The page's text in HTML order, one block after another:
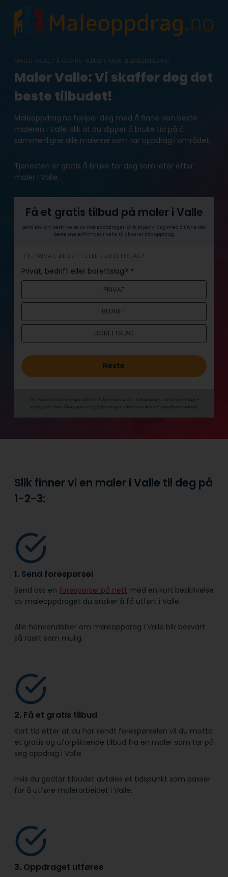
content
MALER VALLE: FÅ GRATIS TILBUD • RASK TILBAKEMELDING
Maler Valle: Vi skaffer deg det
beste tilbudet!
Maleoppdrag.no hjelper deg med å finne den beste
maleren i Valle, slik at du slipper å bruke tid på å
sammenligne alle malerne som tar oppdrag i området.
Tjenesten er gratis å bruke for deg som leter etter
maler i Valle.
Få et gratis tilbud på maler i Valle
Send en kort beskrivelse av maleoppdraget, så hjelper vi deg med å finne det
beste malerfirmaet i Valle til akkurat ditt oppdrag.
h
e
r
1/3: PRIVAT, BEDRIFT ELLER BORETTSLAG?
Privat, bedrift eller borettslag? *
PRIVAT
BEDRIFT
BORETTSLAG
Neste
Din kontaktinformasjon blir utelukkende brukt i forbindelse med oppdrags­
forespørselen. Dine person­­opplysninger utleveres ikke til uvedkommende.
Slik finner vi en maler i Valle til deg på
1-2-3:
1. Send forespørsel
Send oss en forespørsel på nett med en kort beskrivelse
av maleoppdraget du ønsker å få utført i Valle.
Alle henvendelser om maleoppdrag i Valle blir besvart
så raskt som mulig.
2. Få et gratis tilbud
Kort tid etter at du har sendt forespørselen vil du motta
et gratis og uforpliktende tilbud fra en maler som tar på
seg oppdrag i Valle.
Hvis du godtar tilbudet avtales et tidspunkt som passer
for å utføre malerarbeidet i Valle.
3. Oppdraget utføres